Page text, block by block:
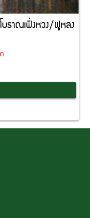
บราณเฟิ่งหวง/ฝูหลง